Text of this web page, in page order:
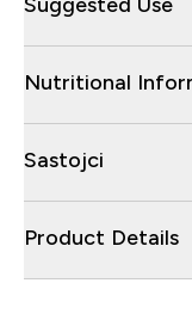
Nutritional
Sastojci
Product Details